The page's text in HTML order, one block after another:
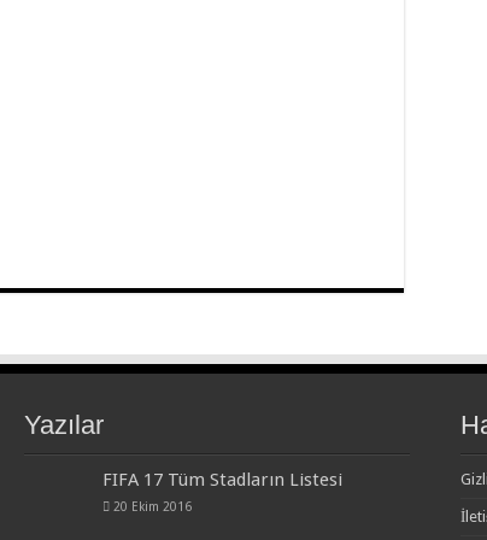
Yazılar
FIFA 17 Tüm Stadların Listesi
20 Ekim 2016